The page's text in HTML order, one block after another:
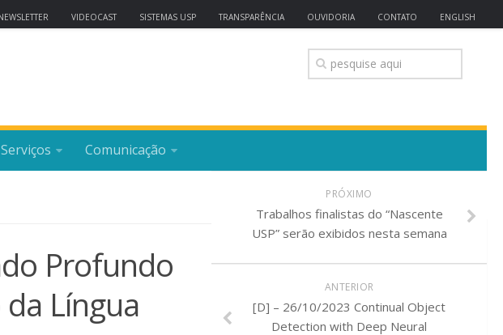
VIDEOCAST SISTEMAS USP TRANSPARÊNCIA OUVIDORIA CONTATO ENGLISH
Serviços Comunicação
Profundo
Língua
PRÓXIMO
Trabalhos finalistas do “Nascente
USP” serão exibidos nesta semana
ANTERIOR
[D] – 26/10/2023 Continual Object
Detection with Deep Neural